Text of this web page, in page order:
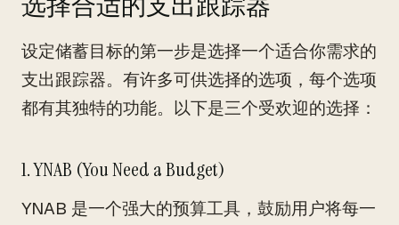
设定储蓄目标的第一步是选择一个适合你需求的
支出跟踪器。有许多可供选择的选项，每个选项
都有其独特的功能。以下是三个受欢迎的选择：
1. YNAB (You Need a Budget)
YNAB 是一个强大的预算工具，鼓励用户将每一